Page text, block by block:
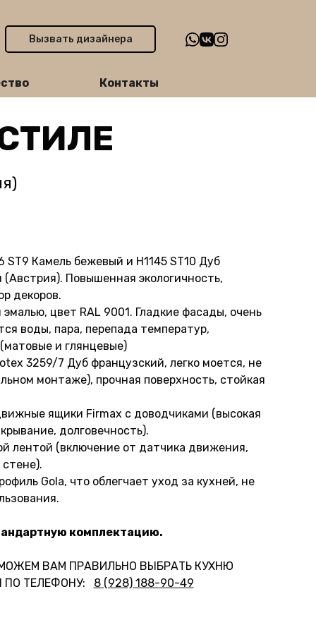
Вызвать дизайнера
Контакты
ST9 Камель бежевый и H1145 ST10 Дуб
Повышенная экологичность,
декоров.
цвет RAL 9001. Гладкие фасады, очень
воды, пара, перепада температур,
и глянцевые)
3259/7 Дуб французский, легко моется, не
монтаже), прочная поверхность, стойкая
ящики Firmax с доводчиками (высокая
долговечность).
лентой (включение от датчика движения,
Gola, что облегчает уход за кухней, не
комплектацию.
ВАМ ПРАВИЛЬНО ВЫБРАТЬ КУХНЮ
ТЕЛЕФОНУ: 8 (928) 188-90-49